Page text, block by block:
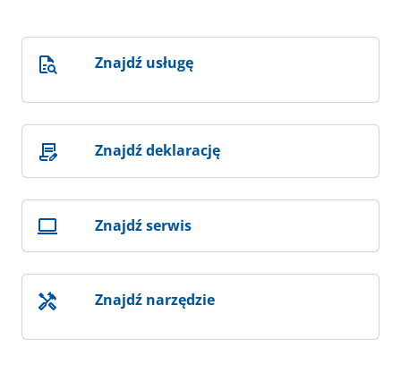
Znajdź usługę
Znajdź deklarację
Znajdź serwis
Znajdź narzędzie